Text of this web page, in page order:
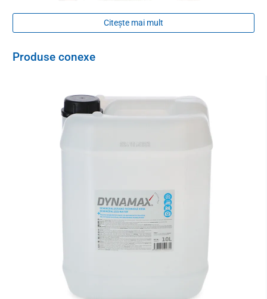
Performanța și capacitatea sa de a funcționa continuu
sunt esențiale pentru mai multe
persoane în același timp.
Concentratorul are două debitmetre care permit
separată a debitului de oxigen rezultat pentru ambele ieșiri
funcție de nevoile persoanei care inhalează, proporțional cu
capacitatea maximă de 10 l, adică dacă debitul este setat la 7 l pe
o ieșire, debitul pe cealaltă ieșire poate fi de maxim 3 l -
garanția unei concentrații de oxigen de maxim 95% pe ambele
Citește mai mult
Produse conexe